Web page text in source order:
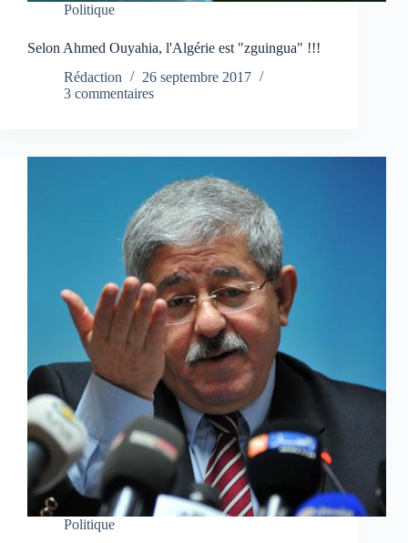
Politique
Selon Ahmed Ouyahia, l'Algérie est "zguingua" !!!
Rédaction
26 septembre 2017
3 commentaires
Politique